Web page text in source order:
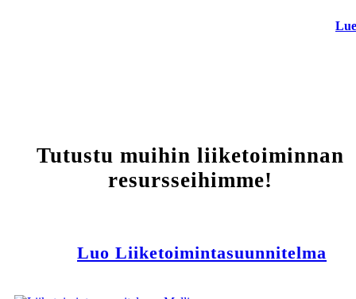
Tutustu muihin liiketoiminnan
resursseihimme!
Luo Liiketoimintasuunnitelma